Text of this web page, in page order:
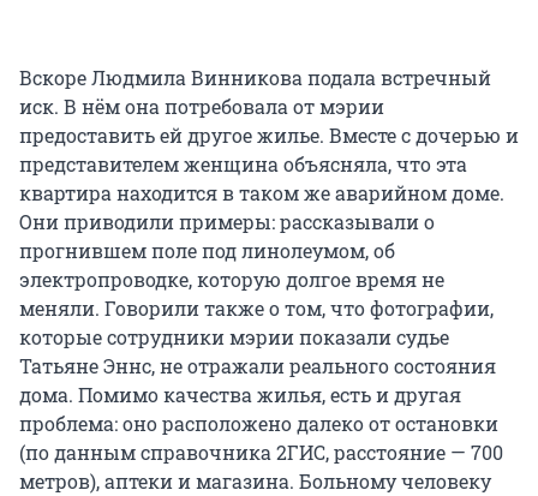
Вскоре Людмила Винникова подала встречный
иск. В нём она потребовала от мэрии
предоставить ей другое жилье. Вместе с дочерью и
представителем женщина объясняла, что эта
квартира находится в таком же аварийном доме.
Они приводили примеры: рассказывали о
прогнившем поле под линолеумом, об
электропроводке, которую долгое время не
меняли. Говорили также о том, что фотографии,
которые сотрудники мэрии показали судье
Татьяне Эннс, не отражали реального состояния
дома. Помимо качества жилья, есть и другая
проблема: оно расположено далеко от остановки
(по данным справочника 2ГИС, расстояние — 700
метров), аптеки и магазина. Больному человеку